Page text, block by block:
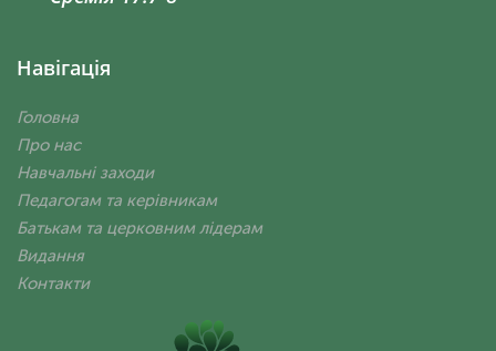
Навігація
Головна
Про нас
Навчальні заходи
Педагогам та керівникам
Батькам та церковним лідерам
Видання
Контакти